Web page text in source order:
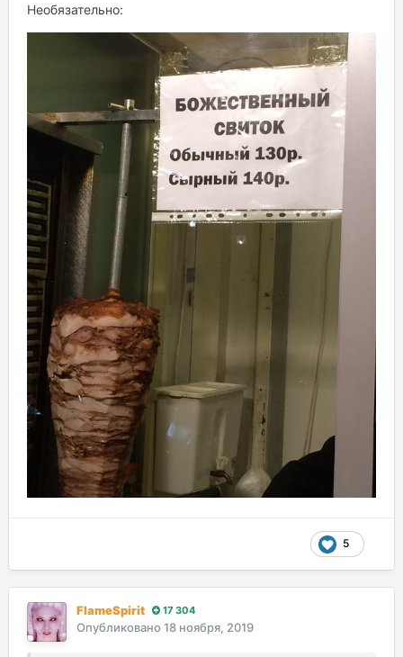
Необязательно:
5
FlameSpirit 17 304
Опубликовано 18 ноября, 2019